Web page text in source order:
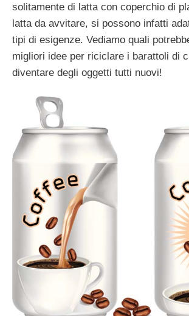
solitamente di latta con coperchio di
latta da avvitare, si possono infatti
tipi di esigenze. Vediamo quali
migliori idee per riciclare i barattoli di
diventare degli oggetti tutti nuovi!